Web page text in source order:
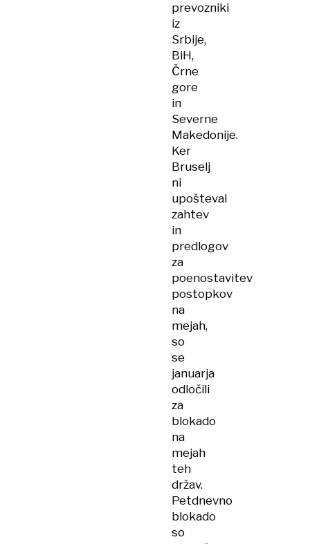
prevozniki
iz
Srbije,
BiH,
Črne
gore
in
Severne
Makedonije.
Ker
Bruselj
ni
upošteval
zahtev
in
predlogov
za
poenostavitev
postopkov
na
mejah,
so
se
januarja
odločili
za
blokado
na
mejah
teh
držav.
Petdnevno
blokado
so